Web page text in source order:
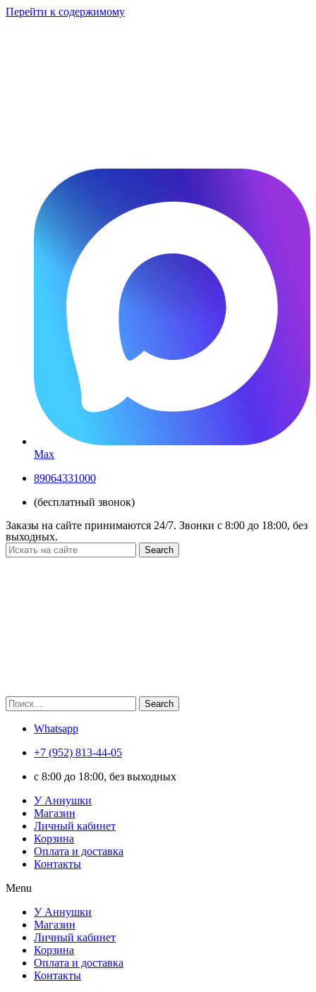
Перейти к содержимому
Max
89064331000
(бесплатный звонок)
Заказы на сайте принимаются 24/7. Звонки c 8:00 до 18:00, без
выходных.
Search
Search
Whatsapp
+7 (952) 813-44-05
c 8:00 до 18:00, без выходных
У Аннушки
Магазин
Личный кабинет
Корзина
Оплата и доставка
Контакты
Menu
У Аннушки
Магазин
Личный кабинет
Корзина
Оплата и доставка
Контакты